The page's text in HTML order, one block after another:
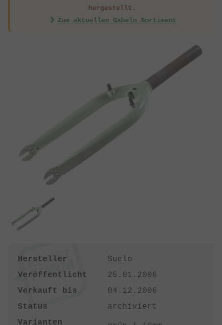
hergestellt.
Zum aktuellen Gabeln Sortiment
Hersteller
Suelo
Veröffentlicht
25.01.2006
Verkauft bis
04.12.2006
Status
archiviert
Varianten